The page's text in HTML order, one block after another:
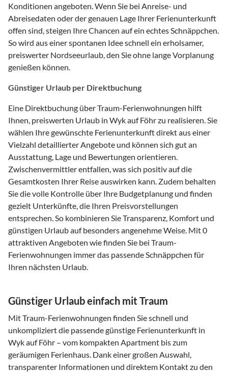
Konditionen angeboten. Wenn Sie bei Anreise- und
Abreisedaten oder der genauen Lage Ihrer Ferienunterkunft
offen sind, steigen Ihre Chancen auf ein echtes Schnäppchen.
So wird aus einer spontanen Idee schnell ein erholsamer,
preiswerter Nordseeurlaub, den Sie ohne lange Vorplanung
genießen können.
Günstiger Urlaub per Direktbuchung
Eine Direktbuchung über Traum-Ferienwohnungen hilft
Ihnen, preiswerten Urlaub in Wyk auf Föhr zu realisieren. Sie
wählen Ihre gewünschte Ferienunterkunft direkt aus einer
Vielzahl detaillierter Angebote und können sich gut an
Ausstattung, Lage und Bewertungen orientieren.
Zwischenvermittler entfallen, was sich positiv auf die
Gesamtkosten Ihrer Reise auswirken kann. Zudem behalten
Sie die volle Kontrolle über Ihre Budgetplanung und finden
gezielt Unterkünfte, die Ihren Preisvorstellungen
entsprechen. So kombinieren Sie Transparenz, Komfort und
günstigen Urlaub auf besonders angenehme Weise. Mit 0
attraktiven Angeboten wie finden Sie bei Traum-
Ferienwohnungen immer das passende Schnäppchen für
Ihren nächsten Urlaub.
Günstiger Urlaub einfach mit Traum
Mit Traum-Ferienwohnungen finden Sie schnell und
unkompliziert die passende günstige Ferienunterkunft in
Wyk auf Föhr – vom kompakten Apartment bis zum
geräumigen Ferienhaus. Dank einer großen Auswahl,
transparenter Informationen und direktem Kontakt zu den